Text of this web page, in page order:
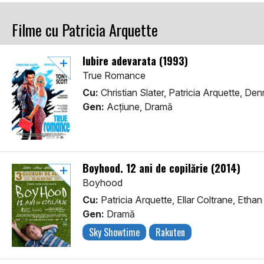
Filme cu Patricia Arquette
Iubire adevarata (1993)
True Romance
Cu: Christian Slater, Patricia Arquette,
Gen: Acţiune, Dramă
Boyhood. 12 ani de copilărie (2014)
Boyhood
Cu: Patricia Arquette, Ellar Coltrane,
Gen: Dramă
Sky Showtime Rakuten